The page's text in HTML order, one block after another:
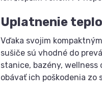
Uplatnenie
Vďaka svojim
sušiče sú vhodné do
stanice, bazény,
obávať ich poškodenia